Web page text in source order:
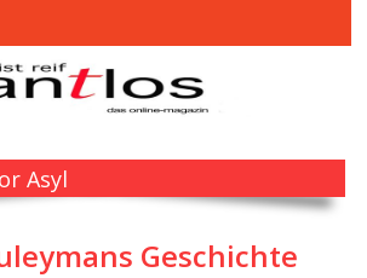
Asyl
Geschichte